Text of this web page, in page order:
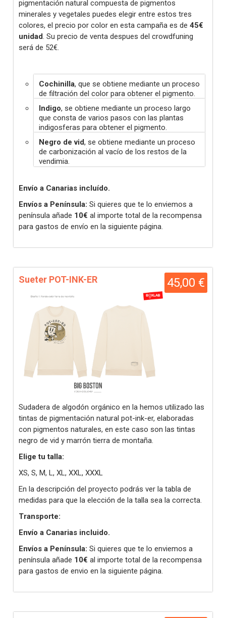
pigmentación natural compuesta de pigmentos
minerales y vegetales puedes elegir entre estos tres
colores, el precio por color en esta campaña es de 45€
unidad. Su precio de venta despues del crowdfuning
será de 52€.
Cochinilla, que se obtiene mediante un proceso
de filtración del color para obtener el pigmento.
Indigo, se obtiene mediante un proceso largo
que consta de varios pasos con las plantas
indigosferas para obtener el pigmento.
Negro de vid, se obtiene mediante un proceso
de carbonización al vacío de los restos de la
vendimia.
Envío a Canarias incluído.
Envíos a Península: Si quieres que te lo enviemos a
península añade 10€ al importe total de la recompensa
para gastos de envío en la siguiente página.
45,00 €
Sueter POT-INK-ER
Sudadera de algodón orgánico en la hemos utilizado las
tintas de pigmentación natural pot-ink-er, elaboradas
con pigmentos naturales, en este caso son las tintas
negro de vid y marrón tierra de montaña.
Elige tu talla:
XS, S, M, L, XL, XXL, XXXL
En la descripción del proyecto podrás ver la tabla de
medidas para que la elección de la talla sea la correcta.
Transporte:
Envío a Canarias incluido.
Envíos a Península: Si quieres que te lo enviemos a
península añade 10€ al importe total de la recompensa
para gastos de envio en la siguiente página.